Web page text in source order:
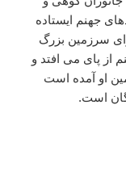
جهنم ایستاده
سرزمین بزرگ
از پای می افتد و
او آمده است
است.